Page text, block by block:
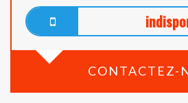
CONTACTEZ-